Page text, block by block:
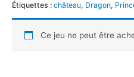
Étiquettes : château, Dragon,
Ce jeu ne peut être